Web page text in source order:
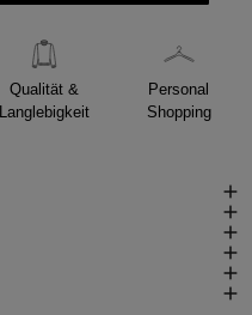
Qualität &
Langlebigkeit
Personal
Shopping